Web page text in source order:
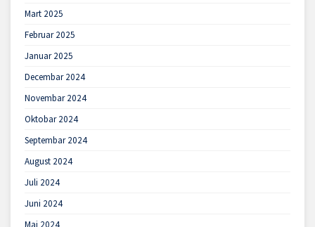
Mart 2025
Februar 2025
Januar 2025
Decembar 2024
Novembar 2024
Oktobar 2024
Septembar 2024
August 2024
Juli 2024
Juni 2024